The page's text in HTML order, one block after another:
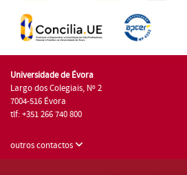
Universidade de Évora
Largo dos Colegiais, Nº 2
7004-516 Évora
tlf: +351 266 740 800
outros contactos